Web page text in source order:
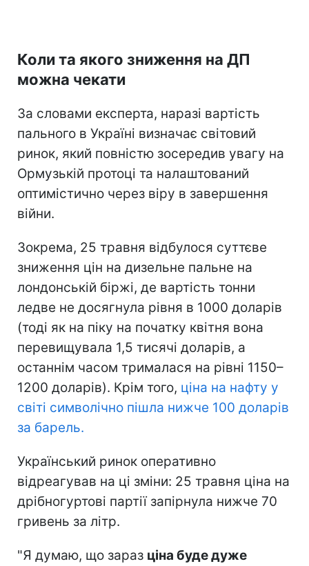
Коли та якого зниження на ДП
можна чекати
За словами експерта, наразі вартість
пального в Україні визначає світовий
ринок, який повністю зосередив увагу на
Ормузькій протоці та налаштований
оптимістично через віру в завершення
війни.
Зокрема, 25 травня відбулося суттєве
зниження цін на дизельне пальне на
лондонській біржі, де вартість тонни
ледве не досягнула рівня в 1000 доларів
(тоді як на піку на початку квітня вона
перевищувала 1,5 тисячі доларів, а
останнім часом трималася на рівні 1150–
1200 доларів). Крім того, ціна на нафту у
світі символічно пішла нижче 100 доларів
за барель.
Український ринок оперативно
відреагував на ці зміни: 25 травня ціна на
дрібногуртові партії запірнула нижче 70
гривень за літр.
"Я думаю, що зараз ціна буде дуже